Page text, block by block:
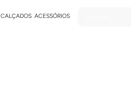
CALÇADOS ACESSÓRIOS